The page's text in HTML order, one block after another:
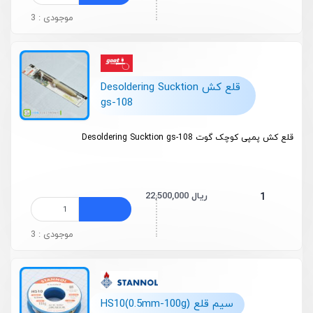
موجودی : 3
قلع کش Desoldering Sucktion
gs-108
قلع کش پمپی کوچک گوت Desoldering Sucktion gs-108
1 22,500,000 ریال
موجودی : 3
سیم قلع HS10(0.5mm-100g)